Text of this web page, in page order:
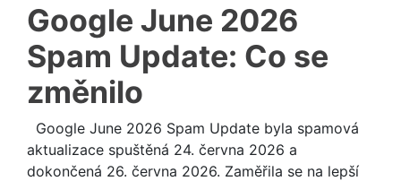
Google June 2026
Spam Update: Co se
změnilo
Google June 2026 Spam Update byla spamová
aktualizace spuštěná 24. června 2026 a
dokončená 26. června 2026. Zaměřila se na lepší